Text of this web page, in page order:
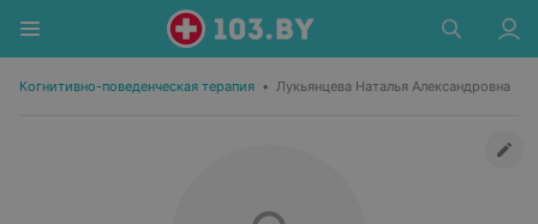
Когнитивно-поведенческая терапия • Лукьянцева Наталья Александровна